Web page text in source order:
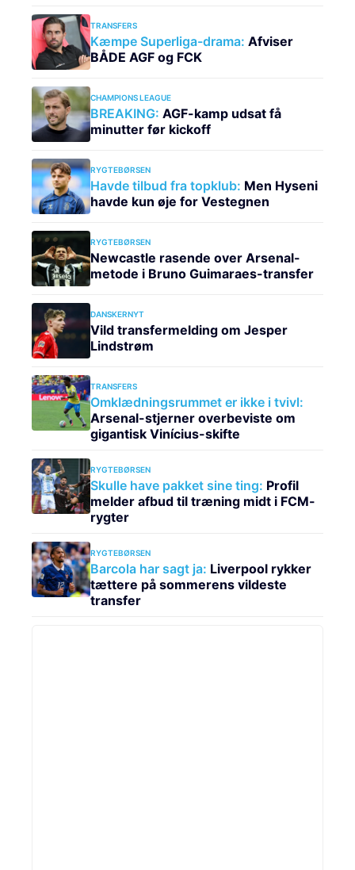
TRANSFERS
Kæmpe Superliga-drama: Afviser
BÅDE AGF og FCK
CHAMPIONS LEAGUE
BREAKING: AGF-kamp udsat få
minutter før kickoff
RYGTEBØRSEN
Havde tilbud fra topklub: Men Hyseni
havde kun øje for Vestegnen
RYGTEBØRSEN
Newcastle rasende over Arsenal-
metode i Bruno Guimaraes-transfer
DANSKERNYT
Vild transfermelding om Jesper
Lindstrøm
TRANSFERS
Omklædningsrummet er ikke i tvivl:
Arsenal-stjerner overbeviste om
gigantisk Vinícius-skifte
RYGTEBØRSEN
Skulle have pakket sine ting: Profil
melder afbud til træning midt i FCM-
rygter
RYGTEBØRSEN
Barcola har sagt ja: Liverpool rykker
tættere på sommerens vildeste
transfer